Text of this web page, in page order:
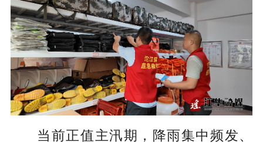
a
y
t
e
r
u
当前正值主汛期，降雨集中频发、